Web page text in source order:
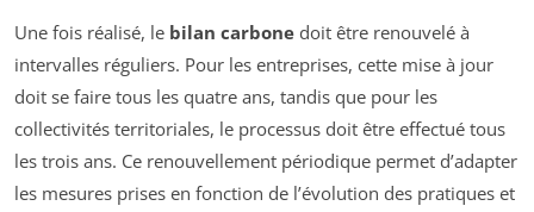
Une fois réalisé, le bilan carbone doit être renouvelé à
intervalles réguliers. Pour les entreprises, cette mise à jour
doit se faire tous les quatre ans, tandis que pour les
collectivités territoriales, le processus doit être effectué tous
les trois ans. Ce renouvellement périodique permet d’adapter
les mesures prises en fonction de l’évolution des pratiques et